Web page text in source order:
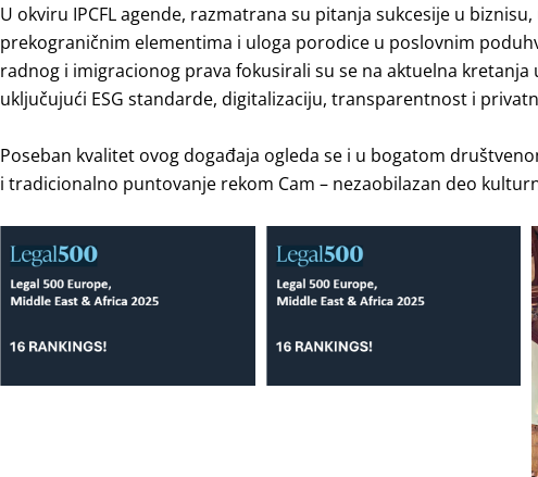
U okviru IPCFL agende, razmatrana su pitanja sukcesije u
prekograničnim elementima i uloga porodice u poslovnim
radnog i imigracionog prava fokusirali su se na aktuelna
uključujući ESG standarde, digitalizaciju, transparentnost i
Poseban kvalitet ovog događaja ogleda se i u bogatom
i tradicionalno puntovanje rekom Cam – nezaobilazan deo